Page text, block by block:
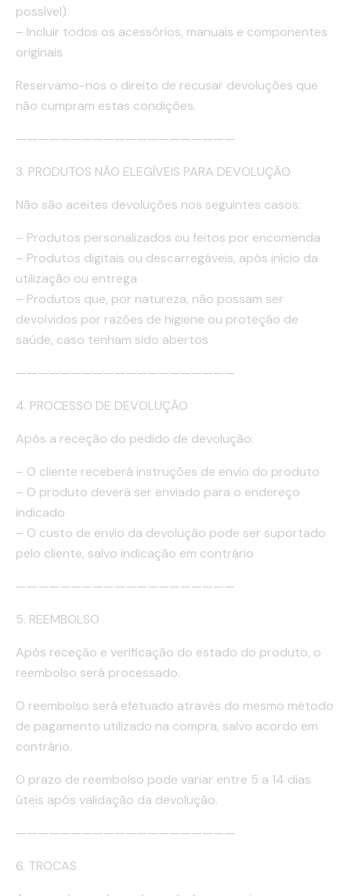
possível)
– Incluir todos os acessórios, manuais e componentes
originais
Reservamo-nos o direito de recusar devoluções que
não cumpram estas condições.
————————————————————
3. PRODUTOS NÃO ELEGÍVEIS PARA DEVOLUÇÃO
Não são aceites devoluções nos seguintes casos:
– Produtos personalizados ou feitos por encomenda
– Produtos digitais ou descarregáveis, após início da
utilização ou entrega
– Produtos que, por natureza, não possam ser
devolvidos por razões de higiene ou proteção de
saúde, caso tenham sido abertos
————————————————————
4. PROCESSO DE DEVOLUÇÃO
Após a receção do pedido de devolução:
– O cliente receberá instruções de envio do produto
– O produto deverá ser enviado para o endereço
indicado
– O custo de envio da devolução pode ser suportado
pelo cliente, salvo indicação em contrário
————————————————————
5. REEMBOLSO
Após receção e verificação do estado do produto, o
reembolso será processado.
O reembolso será efetuado através do mesmo método
de pagamento utilizado na compra, salvo acordo em
contrário.
O prazo de reembolso pode variar entre 5 a 14 dias
úteis após validação da devolução.
————————————————————
6. TROCAS